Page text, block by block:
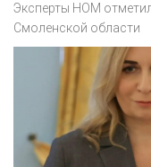
Эксперты НОМ
Смоленской области